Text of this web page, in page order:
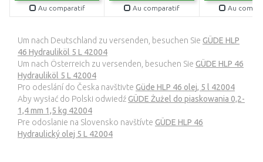
Au comparatif Au comparatif Au
Um nach Deutschland zu versenden, besuchen Sie GÜDE HLP
46 Hydrauliköl 5 L 42004
Um nach Österreich zu versenden, besuchen Sie GÜDE HLP 46
Hydrauliköl 5 L 42004
Pro odeslání do Česka navštivte Güde HLP 46 olej, 5 l 42004
Aby wysłać do Polski odwiedźGÜDE Żużel do piaskowania 0,2-
1,4 mm 1,5 kg 42004
Pre odoslanie na Slovensko navštívte GÜDE HLP 46
Hydraulický olej 5 L 42004